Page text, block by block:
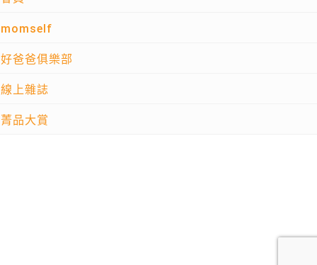
momself
好爸爸俱樂部
線上雜誌
菁品大賞